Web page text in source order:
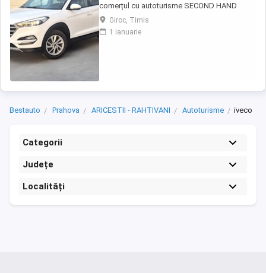
comerțul cu autoturisme SECOND HAND
IMPORT, - LIVRARE GRATUITĂ LA DOMICILIUL
CLIENTULUI (200KM) -Factura se va emite în
lei la cursul de vânzare euro al Bancii
Giroc, Timis
1 ianuarie
Bestauto Prahova ARICESTII - RAHTIVANI Autoturisme iveco
Categorii
Județe
Localități